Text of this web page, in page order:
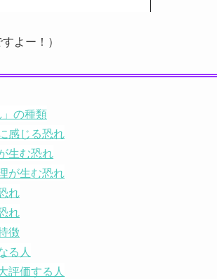
よー！）
の種類
感じる恐れ
生む恐れ
が生む恐れ
れ
れ
徴
る人
評価する人